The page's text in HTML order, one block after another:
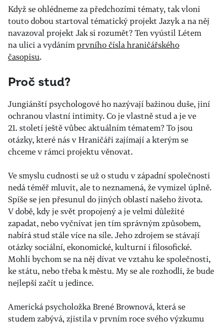
Když se ohlédneme za předchozími tématy, tak vloni
touto dobou startoval tématický projekt Jazyk a na něj
navazoval projekt Jak si rozumět? Ten vyústil Létem
na ulici a vydánímprvního čísla hraničářského
časopisu.
Proč stud?
Jungiánští psychologové ho nazývají bažinou duše, jiní
ochranou vlastní intimity. Co je vlastně stud a je ve
21. století ještě vůbec aktuálním tématem? To jsou
otázky, které nás v Hraničáři zajímají a kterým se
chceme v rámci projektu věnovat.
Ve smyslu cudnosti se už o studu v západní společnosti
nedá téměř mluvit, ale to neznamená, že vymizel úplně.
Spíše se jen přesunul do jiných oblastí našeho života.
V době, kdy je svět propojený a je velmi důležité
zapadat, nebo vyčnívat jen tím správným způsobem,
nabírá stud stále více na síle. Jeho zdrojem se stávají
otázky sociální, ekonomické, kulturní i filosofické.
Mohli bychom se na něj dívat ve vztahu ke společnosti,
ke státu, nebo třeba k městu. My se ale rozhodli, že bude
nejlepší začít u jedince.
Americká psycholožka Brené Brownová, která se
studem zabývá, zjistila v prvním roce svého výzkumu